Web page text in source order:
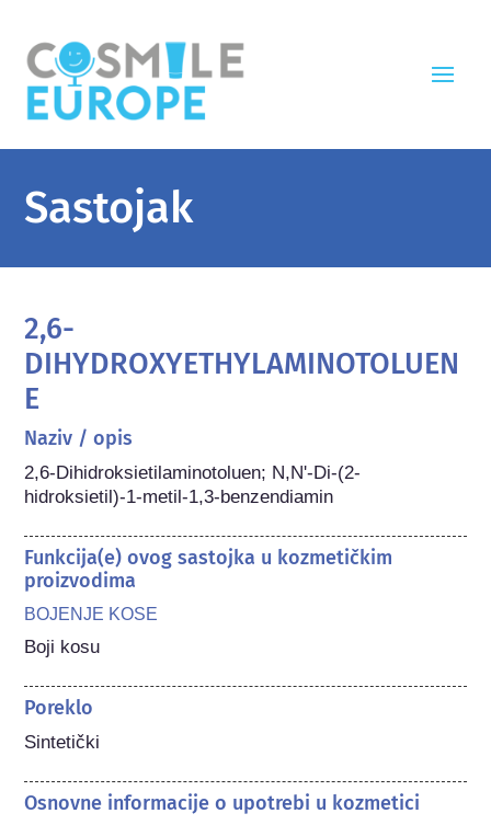
Sastojak
2,6-
DIHYDROXYETHYLAMINOTOLUEN
E
Naziv / opis
2,6-Dihidroksietilaminotoluen; N,N'-Di-(2-
hidroksietil)-1-metil-1,3-benzendiamin
Funkcija(e) ovog sastojka u kozmetičkim
proizvodima
BOJENJE KOSE
Boji kosu
Poreklo
Sintetički
Osnovne informacije o upotrebi u kozmetici